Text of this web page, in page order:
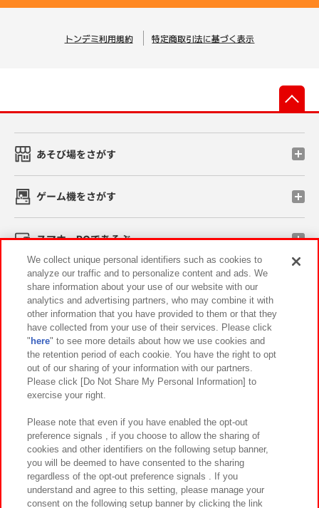
トンデミ利用規約 特定商取引法に基づく表示
あそび場をさがす
ゲーム機をさがす
スマホ・PCであそぶ
イベント・キャンペーン
関連会社 サステナビリティ サイトポリシー
プライバシーポリシー ウェブアクセシビリティ方針と検証結果
お取引先さまとともに
カスタマーハラスメント対応方針 よくあるご質問・お問い合わせ
We collect unique personal identifiers such as cookies to
analyze our traffic and to personalize content and ads. We
share information about your use of our website with our
analytics and advertising partners, who may combine it with
other information that you have provided to them or that they
have collected from your use of their services. Please click
" here" to see more details about how we use cookies and
the retention period of each cookie. You have the right to opt
out of our sharing of your information with our partners.
Please click [Do Not Share My Personal Information] to
exercise your right.
Please note that even if you have enabled the opt-out
preference signals , if you choose to allow the sharing of
cookies and other identifiers on the following setup banner,
you will be deemed to have consented to the sharing
regardless of the opt-out preference signals . If you
understand and agree to this setting, please manage your
consent on the following setup banner by clicking the link